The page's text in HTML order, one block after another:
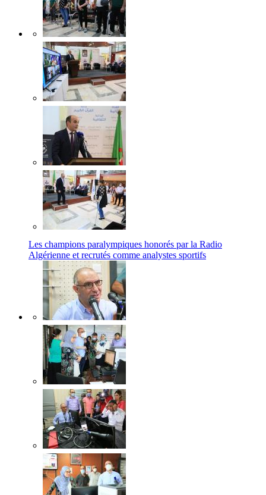
Les champions paralympiques honorés par la Radio
Algérienne et recrutés comme analystes sportifs